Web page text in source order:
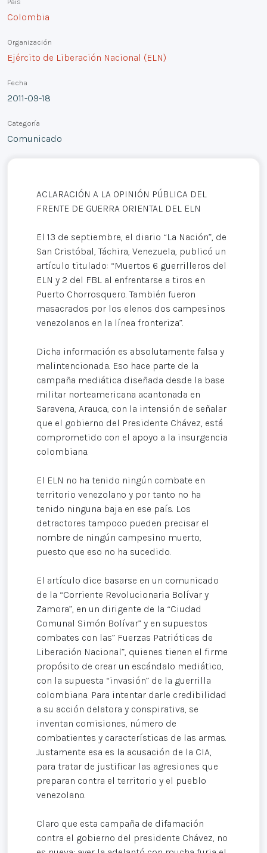
Colombia
Organización
Ejército de Liberación Nacional (ELN)
Fecha
2011-09-18
Categoría
Comunicado
ACLARACIÓN A LA OPINIÓN PÚBLICA DEL
FRENTE DE GUERRA ORIENTAL DEL ELN
El 13 de septiembre, el diario “La Nación”, de
San Cristóbal, Táchira, Venezuela, publicó un
artículo titulado: “Muertos 6 guerrilleros del
ELN y 2 del FBL al enfrentarse a tiros en
Puerto Chorrosquero. También fueron
masacrados por los elenos dos campesinos
venezolanos en la línea fronteriza”.
Dicha información es absolutamente falsa y
malintencionada. Eso hace parte de la
campaña mediática diseñada desde la base
militar norteamericana acantonada en
Saravena, Arauca, con la intensión de señalar
que el gobierno del Presidente Chávez, está
comprometido con el apoyo a la insurgencia
colombiana.
El ELN no ha tenido ningún combate en
territorio venezolano y por tanto no ha
tenido ninguna baja en ese país. Los
detractores tampoco pueden precisar el
nombre de ningún campesino muerto,
puesto que eso no ha sucedido.
El artículo dice basarse en un comunicado
de la “Corriente Revolucionaria Bolívar y
Zamora”, en un dirigente de la “Ciudad
Comunal Simón Bolívar” y en supuestos
combates con las” Fuerzas Patrióticas de
Liberación Nacional”, quienes tienen el firme
propósito de crear un escándalo mediático,
con la supuesta “invasión” de la guerrilla
colombiana. Para intentar darle credibilidad
a su acción delatora y conspirativa, se
inventan comisiones, número de
combatientes y características de las armas.
Justamente esa es la acusación de la CIA,
para tratar de justificar las agresiones que
preparan contra el territorio y el pueblo
venezolano.
Claro que esta campaña de difamación
contra el gobierno del presidente Chávez, no